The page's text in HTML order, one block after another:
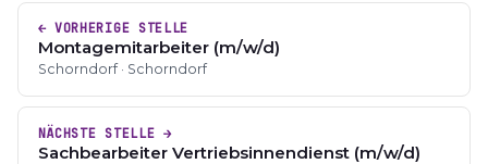
← VORHERIGE STELLE
Montagemitarbeiter (m/w/d)
Schorndorf · Schorndorf
NÄCHSTE STELLE →
Sachbearbeiter Vertriebsinnendienst (m/w/d)